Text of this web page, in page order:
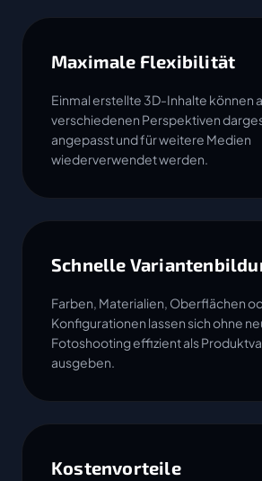
Maximale Flexibilität
Einmal erstellte 3D-Inhalte können
verschiedenen Perspektiven
angepasst und für weitere Medien
wiederverwendet werden.
Schnelle
Farben, Materialien, Oberflächen
Konfigurationen lassen sich ohne
Fotoshooting effizient als
ausgeben.
Kostenvorteile